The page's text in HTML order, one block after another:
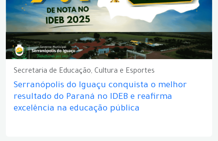
Secretaria de Educação, Cultura e Esportes
Serranópolis do Iguaçu conquista o melhor
resultado do Paraná no IDEB e reafirma
excelência na educação pública